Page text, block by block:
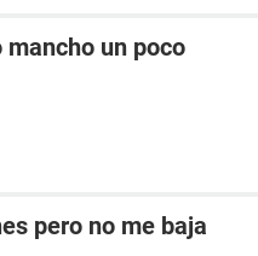
un poco
pero no me baja